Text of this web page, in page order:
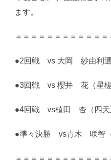
ます。
＝＝＝＝＝＝＝＝＝＝＝＝
●2回戦 vs 大岡 紗由利選
●3回戦 vs 櫻井 花（星
●4回戦 vs植田 杏（四天
●準々決勝 vs青木 咲智
＝＝＝＝＝＝＝＝＝＝＝＝